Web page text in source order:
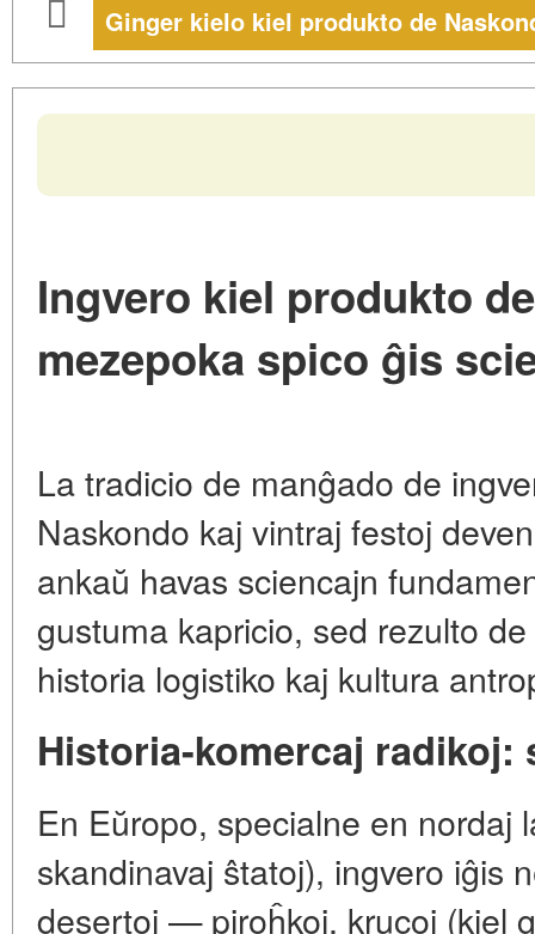
Ginger kielo kiel produkto de
Ingvero kiel produkto
mezepoka spico ĝis
La tradicio de manĝado de
Naskondo kaj vintraj festoj
ankaŭ havas sciencajn
gustuma kapricio, sed rezulto
historia logistiko kaj kultura
Historia-komercaj
En Eŭropo, specialne en nordaj
skandinavaj ŝtatoj), ingvero iĝis
desertoj — piroĥkoj, krucoj (kiel